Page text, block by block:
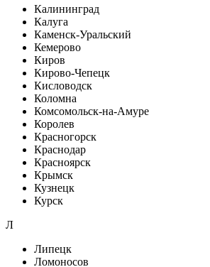
Калининград
Калуга
Каменск-Уральский
Кемерово
Киров
Кирово-Чепецк
Кисловодск
Коломна
Комсомольск-на-Амуре
Королев
Красногорск
Краснодар
Красноярск
Крымск
Кузнецк
Курск
Л
Липецк
Ломоносов